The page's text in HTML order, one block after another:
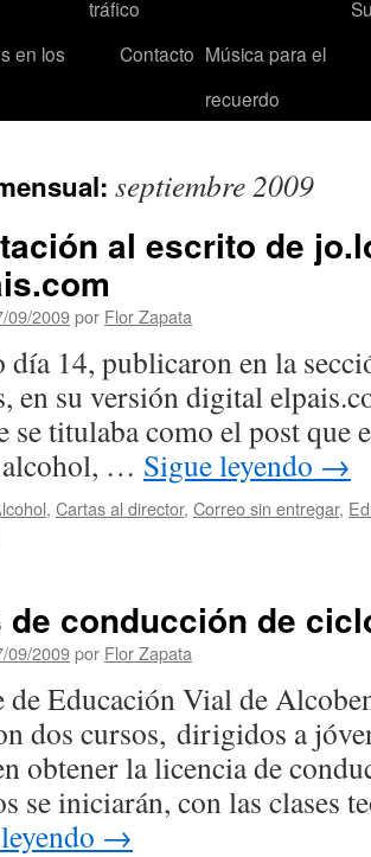
tráfico
en los
Contacto Música para el
recuerdo
septiembre 2009
al escrito de
09/2009por Flor Zapata
día 14, publicaron en la
en su versión digital
se titulaba como el post que
… Sigue leyendo →
, Cartas al director, Correo sin entregar,
de conducción de
09/2009por Flor Zapata
de Educación Vial de
dos cursos, dirigidos a
obtener la licencia de
se iniciarán, con las clases
→